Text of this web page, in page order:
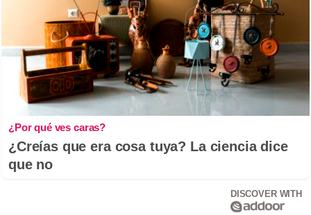
¿Por qué ves caras?
¿Creías que era cosa tuya? La ciencia dice
que no
DISCOVER WITH